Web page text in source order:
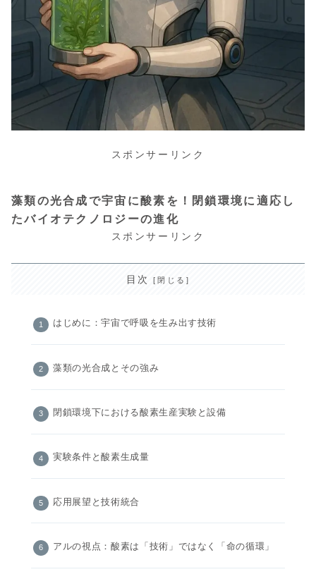
スポンサーリンク
藻類の光合成で宇宙に酸素を！閉鎖環境に適応し
たバイオテクノロジーの進化
スポンサーリンク
目次
はじめに：宇宙で呼吸を生み出す技術
藻類の光合成とその強み
閉鎖環境下における酸素生産実験と設備
実験条件と酸素生成量
応用展望と技術統合
アルの視点：酸素は「技術」ではなく「命の循環」